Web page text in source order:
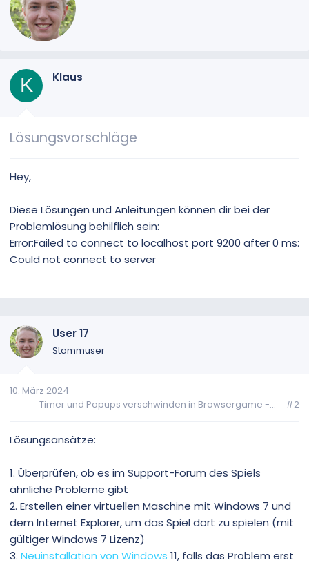
o
K Klaus
Lösungsvorschläge
Hey,
Diese Lösungen und Anleitungen können dir bei der
Problemlösung behilflich sein:
Error:Failed to connect to localhost port 9200 after 0 ms:
Could not connect to server
User 17
Stammuser
10. März 2024
Timer und Popups verschwinden in Browsergame -...
#2
Lösungsansätze:
1. Überprüfen, ob es im Support-Forum des Spiels
ähnliche Probleme gibt
2. Erstellen einer virtuellen Maschine mit Windows 7 und
dem Internet Explorer, um das Spiel dort zu spielen (mit
gültiger Windows 7 Lizenz)
3. Neuinstallation von Windows 11, falls das Problem erst